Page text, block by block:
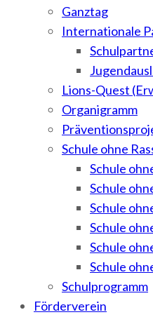
Ganztag
Internationale
Lions-Quest
Organigramm
Schule ohne
Schule
Schule
Schule
Schule
Schule
Schule
Schulprogramm
Förderverein